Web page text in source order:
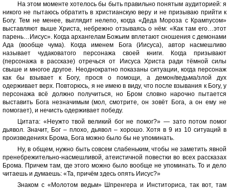
На этом моменте хотелось бы быть правильно понятым аудиторией: я
никого не пытаюсь обратить в христианскую веру и не призываю прийти к
Богу. Тем не менее, выглядит нелепо, когда «Деда Мороза с Крампусом»
выставляют выше Христа, небрежно отзываясь о нём: «Как там его…этот
парень…Иисус». Когда архангелам Божьим вплетают сношения с демонами
Ада (вообще чума). Когда именем Бога (Иисуса), автор насмешливо
называет чудаковатого персонажа своей книги. Когда призывают
(персонажа в рассказе) отречься от Иисуса Христа ради тёмной силы
свыше и многое другое. Неоднократно показаны ситуации, когда персонаж
как бы взывает к Богу, прося о помощи, а демон/ведьма/злой дух
одерживает верх. Повторюсь, я не имею в виду, что после взывания к Богу, у
персонажа всё должно получиться, но Бром словно нарочно пытается
выставить Бога незначимым (мол, смотрите, он зовёт Бога, а он ему не
помогает), и нечисть одерживает победу.
Цитата: «Неужто твой великий бог не помог?» — зато потом помог
дьявол. Значит, Бог – плохо, дьявол – хорошо. Хотя в 9 из 10 ситуаций в
произведениях Брома, Бога можно было бы не упоминать.
Ну, в общем, нужно быть совсем слабеньким, чтобы не заметить явной
пренебрежительно-насмешливой, атеистичной повестки во всех рассказах
Брома. Причем там, где этого можно было вообще не упоминать. То и дело
читаешь и думаешь: «Та, причём здесь опять Иисус?»
Знаком с «Молотом ведьм» Шпренгера и Инститориса, так вот, там